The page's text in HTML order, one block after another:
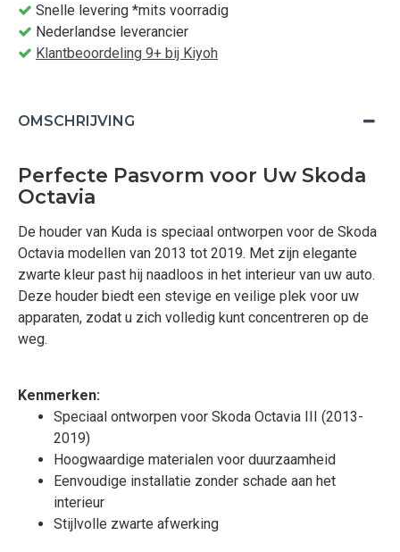
Snelle levering *mits voorradig
Nederlandse leverancier
Klantbeoordeling 9+ bij Kiyoh
OMSCHRIJVING
Perfecte Pasvorm voor Uw Skoda
Octavia
De houder van Kuda is speciaal ontworpen voor de Skoda
Octavia modellen van 2013 tot 2019. Met zijn elegante
zwarte kleur past hij naadloos in het interieur van uw auto.
Deze houder biedt een stevige en veilige plek voor uw
apparaten, zodat u zich volledig kunt concentreren op de
weg.
Kenmerken:
Speciaal ontworpen voor Skoda Octavia III (2013-
2019)
Hoogwaardige materialen voor duurzaamheid
Eenvoudige installatie zonder schade aan het
interieur
Stijlvolle zwarte afwerking